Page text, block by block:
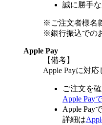
誠に勝手
※ご注文者様名
※銀行振込での
Apple Pay
【備考】
Apple Payに対応
ご注文を
Apple Pay
Apple Pay
詳細は